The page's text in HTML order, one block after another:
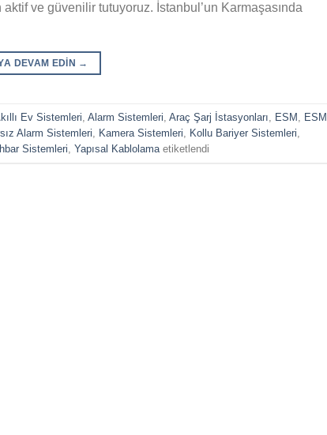
ve güvenilir tutuyoruz. İstanbul’un Karmaşasında
DEVAM EDIN →
Ev Sistemleri Alarm Sistemleri Araç Şarj İstasyonları ESM
ESM
Alarm Sistemleri Kamera Sistemleri Kollu Bariyer Sistemleri
Sistemleri Yapısal Kablolama etiketlendi